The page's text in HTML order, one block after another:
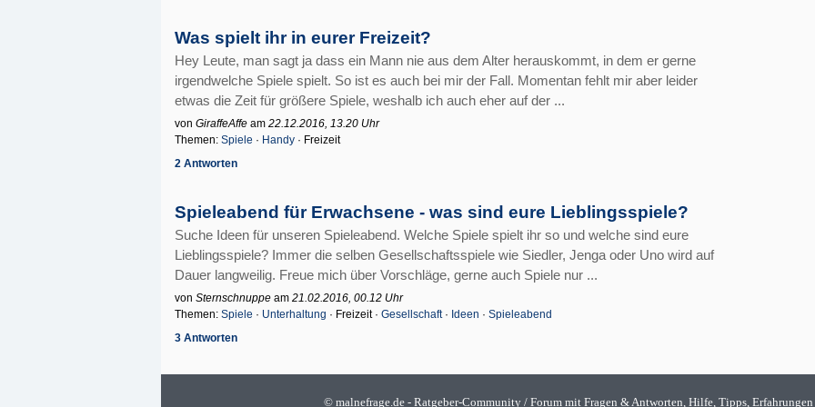
Was spielt ihr in eurer Freizeit?
Hey Leute, man sagt ja dass ein Mann nie aus dem Alter herauskommt, in dem er gerne
irgendwelche Spiele spielt. So ist es auch bei mir der Fall. Momentan fehlt mir aber leider
etwas die Zeit für größere Spiele, weshalb ich auch eher auf der ...
von GiraffeAffe am 22.12.2016, 13.20 Uhr
Themen: Spiele · Handy · Freizeit
2 Antworten
Spieleabend für Erwachsene - was sind eure Lieblingsspiele?
Suche Ideen für unseren Spieleabend. Welche Spiele spielt ihr so und welche sind eure
Lieblingsspiele? Immer die selben Gesellschaftsspiele wie Siedler, Jenga oder Uno wird auf
Dauer langweilig. Freue mich über Vorschläge, gerne auch Spiele nur ...
von Sternschnuppe am 21.02.2016, 00.12 Uhr
Themen: Spiele · Unterhaltung · Freizeit · Gesellschaft· Ideen · Spieleabend
3 Antworten
© malnefrage.de - Ratgeber-Community / Forum mit Fragen & Antworten, Hilfe, Tipps,